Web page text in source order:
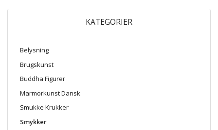
KATEGORIER
Belysning
Brugskunst
Buddha Figurer
Marmorkunst Dansk
Smukke Krukker
Smykker